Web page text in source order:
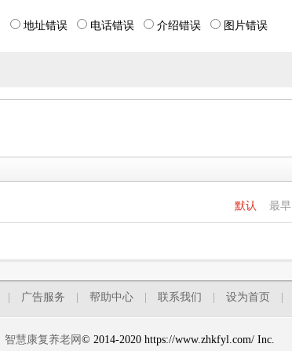
地址错误 电话错误 介绍错误 图片错误
默认 最早
广告服务 帮助中心 联系我们 设为首页
智慧康复养老网 © 2014-2020 https://www.zhkfyl.com/ Inc.